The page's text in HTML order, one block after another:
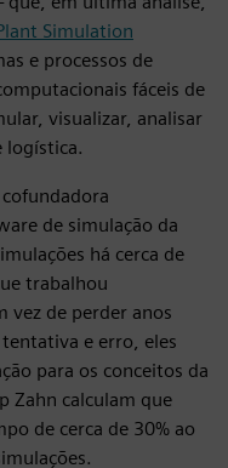
Simulation
e processos de
fáceis de
visualizar, analisar
logística.
de simulação da
há cerca de
trabalhou
vez de perder anos
e erro, eles
para os conceitos da
Zahn calculam que
de cerca de 30% ao